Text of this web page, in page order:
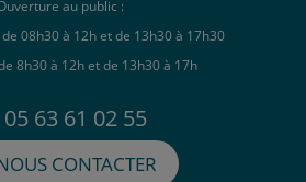
au public :
08h30 à 12h et de 13h30 à 17h30
8h30 à 12h et de 13h30 à 17h
05 63 61 02 55
CONTACTER